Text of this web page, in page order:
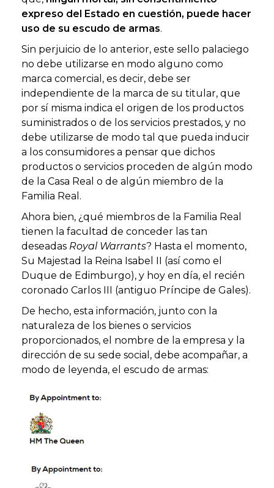
expreso del Estado en cuestión, puede hacer
uso de su escudo de armas.
Sin perjuicio de lo anterior, este sello palaciego
no debe utilizarse en modo alguno como
marca comercial, es decir, debe ser
independiente de la marca de su titular, que
por sí misma indica el origen de los productos
suministrados o de los servicios prestados, y no
debe utilizarse de modo tal que pueda inducir
a los consumidores a pensar que dichos
productos o servicios proceden de algún modo
de la Casa Real o de algún miembro de la
Familia Real.
Ahora bien, ¿qué miembros de la Familia Real
tienen la facultad de conceder las tan
deseadas Royal Warrants? Hasta el momento,
Su Majestad la Reina Isabel II (así como el
Duque de Edimburgo), y hoy en día, el recién
coronado Carlos III (antiguo Príncipe de Gales).
De hecho, esta información, junto con la
naturaleza de los bienes o servicios
proporcionados, el nombre de la empresa y la
dirección de su sede social, debe acompañar, a
modo de leyenda, el escudo de armas: